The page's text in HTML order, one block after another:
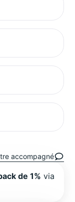
accompagné
de 1% via